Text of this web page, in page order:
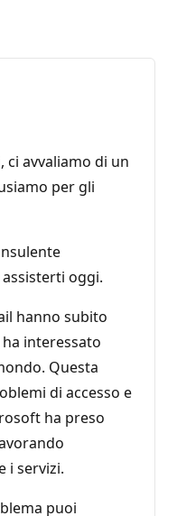
ci avvaliamo di un
per gli
oggi.
hanno subito
interessato
Questa
di accesso e
ha preso
i servizi.
puoi